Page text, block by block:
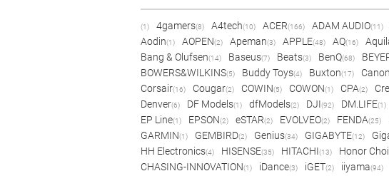
(1) 4gamers(8) A4tech(10) ACER(166) ADAM AUDIO(11)
Aodin(1) AOPEN(2) Apeman(3) APPLE(48) AQ(16)
Bang & Olufsen(14) Baseus(7) Beats(3) BenQ(68)
BOWERS&WILKINS(5) Buddy Toys(4) Buxton(17) Canon
Corsair(16) Cougar(2) COWIN(5) COWON(1) CPA(2)
Denver(6) DF Models(1) dfModels(2) DJI(92) DM.LIFE(1)
EP Line(1) EPSON(2) eSTAR(2) EVOLVEO(2) FENDA(25)
GARMIN(1) GEMBIRD(2) Genius(34) GIGABYTE(12)
HH Electronics(4) HISENSE(35) HITACHI(13) Honor
CHASING-INNOVATION(1) iDance(3) iGET(2) iiyama(94)